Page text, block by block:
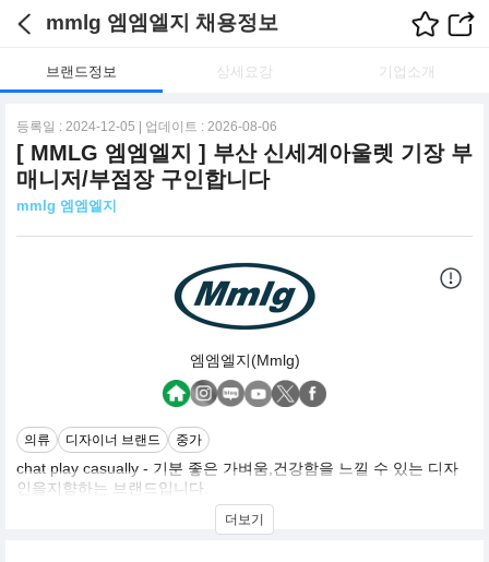
mmlg 엠엠엘지 채용정보
브랜드정보 상세요강 기업소개
등록일 : 2024-12-05 | 업데이트 : 2026-08-06
[ MMLG 엠엠엘지 ] 부산 신세계아울렛 기장 부
매니저/부점장 구인합니다
mmlg 엠엠엘지
엠엠엘지(Mmlg)
의류 디자이너 브랜드 중가
chat play casually - 기분 좋은 가벼움,건강함을 느낄 수 있는 디자
인을지향하는 브랜드입니다.
더보기